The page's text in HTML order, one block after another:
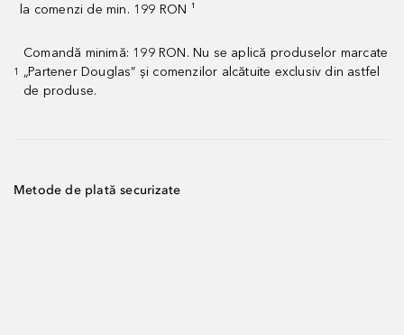
la comenzi de min. 199 RON ¹
1
Comandă minimă: 199 RON. Nu se aplică produselor marcate
„Partener Douglas” și comenzilor alcătuite exclusiv din astfel
de produse.
Metode de plată securizate